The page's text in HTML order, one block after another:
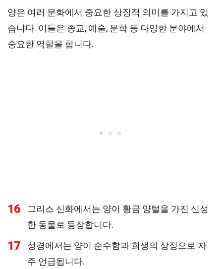
양은 여러 문화에서 중요한 상징적 의미를 가지고 있
습니다. 이들은 종교, 예술, 문학 등 다양한 분야에서
중요한 역할을 합니다.
16
그리스 신화에서는 양이 황금 양털을 가진 신성
한 동물로 등장합니다.
17
성경에서는 양이 순수함과 희생의 상징으로 자
주 언급됩니다.